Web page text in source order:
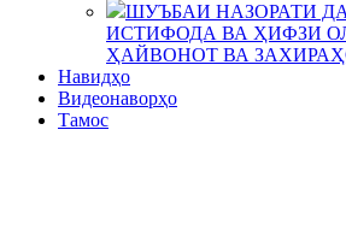
ШУЪБАИ НАЗОРАТИ
ИСТИФОДА ВА ҲИФЗИ
ҲАЙВОНОТ ВА
Навидҳо
Видеонаворҳо
Тамос